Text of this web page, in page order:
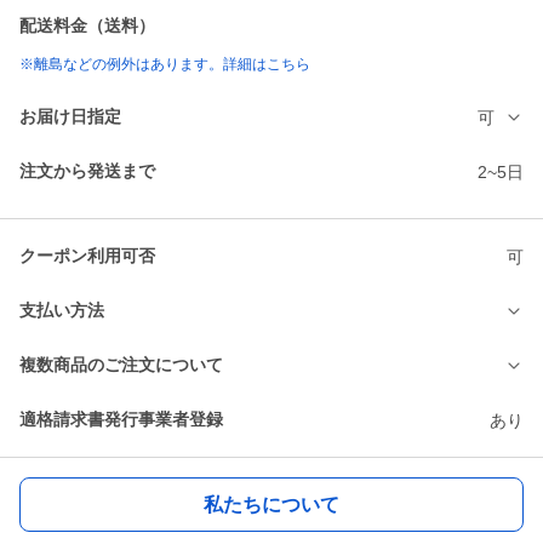
配送料金（送料）
※離島などの例外はあります。詳細はこちら
お届け日指定 可
注文から発送まで 2~5日
クーポン利用可否 可
支払い方法
複数商品のご注文について
適格請求書発行事業者登録 あり
私たちについて